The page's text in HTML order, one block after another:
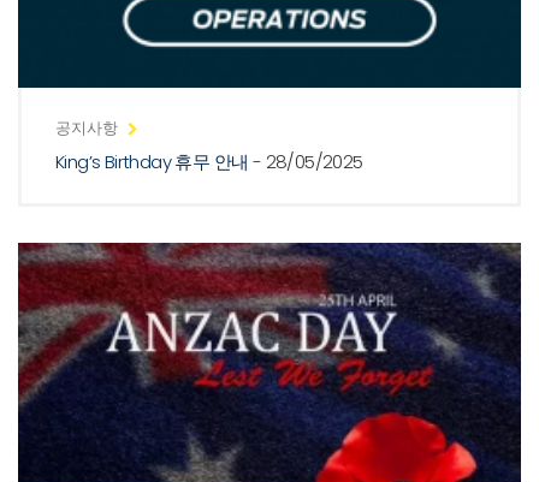
공지사항
King’s Birthday 휴무 안내 - 28/05/2025